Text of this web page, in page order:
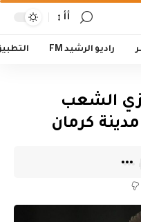
أأ
راديو الرشيد FM
الشعب
مدينة كرمان